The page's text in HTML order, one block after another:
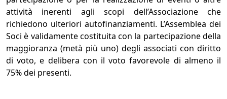
attività inerenti agli scopi dell’Associazione che
richiedono ulteriori autofinanziamenti. L’Assemblea dei
Soci è validamente costituita con la partecipazione della
maggioranza (metà più uno) degli associati con diritto
di voto, e delibera con il voto favorevole di almeno il
75% dei presenti.